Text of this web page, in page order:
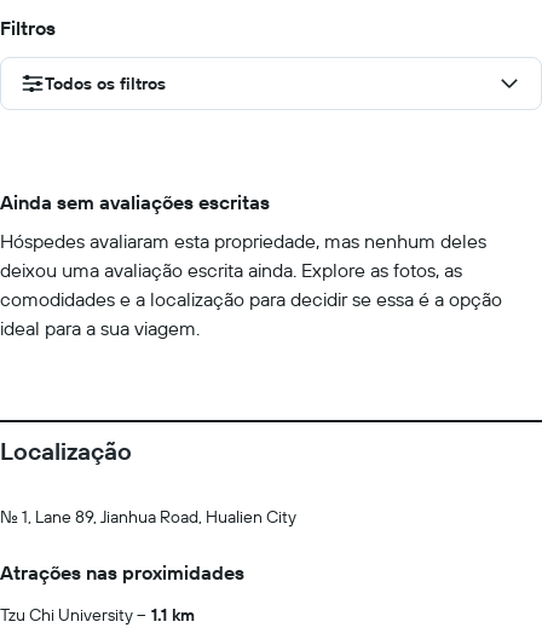
Filtros
Todos os filtros
Ainda sem avaliações escritas
Hóspedes avaliaram esta propriedade, mas nenhum deles
deixou uma avaliação escrita ainda. Explore as fotos, as
comodidades e a localização para decidir se essa é a opção
ideal para a sua viagem.
Localização
No. 1, Lane 89, Jianhua Road, Hualien City
Atrações nas proximidades
Tzu Chi University
1.1 km